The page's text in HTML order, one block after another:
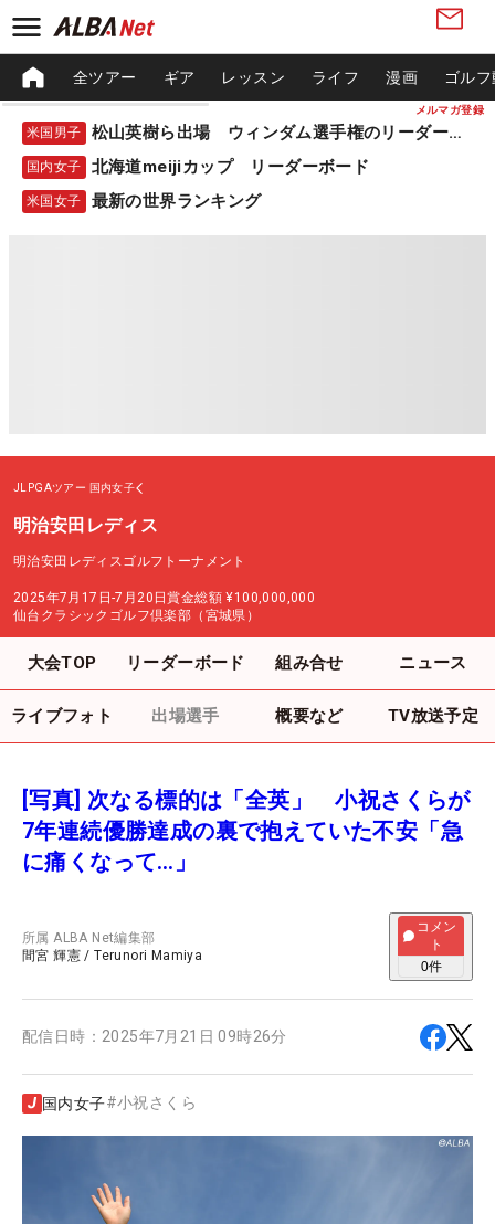
メルマガ登録
全ツアー ギア レッスン ライフ 漫画 ゴル
米国男子 松山英樹ら出場 ウィンダム選手権のリーダーボード
国内女子 北海道meijiカップ リーダーボード
米国女子 最新の世界ランキング
JLPGAツアー 国内女子
明治安田レディス
明治安田レディスゴルフトーナメント
2025年7月17日-7月20日賞金総額 ¥100,000,000
仙台クラシックゴルフ倶楽部（宮城県）
大会TOP リーダーボード 組み合せ ニュース
ライブフォト 出場選手 概要など TV放送予定
[写真] 次なる標的は「全英」 小祝さくらが
7年連続優勝達成の裏で抱えていた不安「急
に痛くなって…」
所属ALBA Net編集部
間宮 輝憲 /Terunori Mamiya
コメン
ト
0件
配信日時： 2025年7月21日 09時26分
国内女子#小祝さくら